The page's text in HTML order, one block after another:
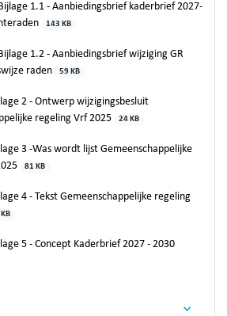
1.1 - Aanbiedingsbrief kaderbrief 2027-
143 KB
1.2 - Aanbiedingsbrief wijziging GR
raden
59 KB
2 - Ontwerp wijzigingsbesluit
regeling Vrf 2025
24 KB
3 -Was wordt lijst Gemeenschappelijke
81 KB
4 - Tekst Gemeenschappelijke regeling
5 - Concept Kaderbrief 2027 - 2030